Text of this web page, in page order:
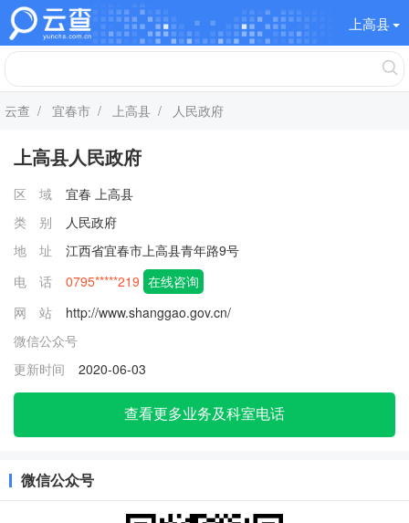
上高县
云查 / 宜春市 / 上高县 / 人民政府
上高县人民政府
区 域 宜春 上高县
类 别
人民政府
地 址
江西省宜春市上高县青年路9号
电 话
0795*****219 在线咨询
网 站
http://www.shanggao.gov.cn/
微信公众号
更新时间
2020-06-03
查看更多业务及科室电话
微信公众号